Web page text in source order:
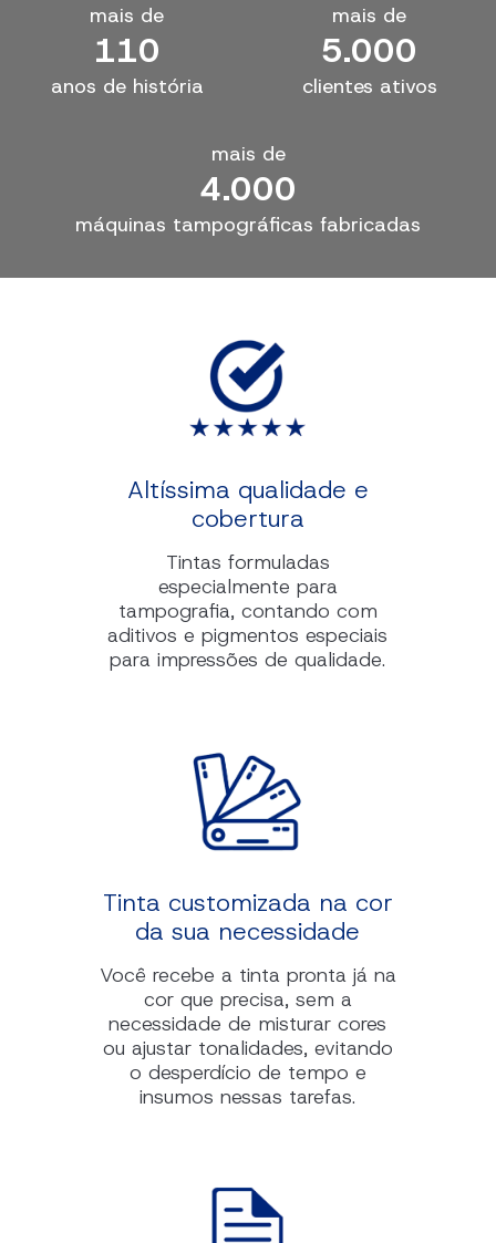
mais de
110
anos de história
mais de
5.000
clientes ativos
mais de
4.000
máquinas tampográficas fabricadas
Altíssima qualidade e
cobertura
Tintas formuladas
especialmente para
tampografia, contando com
aditivos e pigmentos especiais
para impressões de qualidade.
Tinta customizada na cor
da sua necessidade
Você recebe a tinta pronta já na
cor que precisa, sem a
necessidade de misturar cores
ou ajustar tonalidades, evitando
o desperdício de tempo e
insumos nessas tarefas.